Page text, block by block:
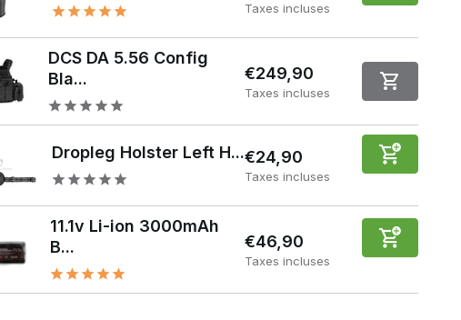
Taxes incluses
DCS DA 5.56 Config
Bla...
€249,90
Taxes incluses
Dropleg Holster Left H...€24,90
Taxes incluses
11.1v Li-ion 3000mAh
B...
€46,90
Taxes incluses